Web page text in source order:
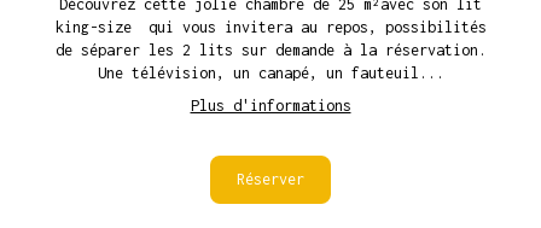
Découvrez cette jolie chambre de 25 m²avec son lit
king-size qui vous invitera au repos, possibilités
de séparer les 2 lits sur demande à la réservation.
Une télévision, un canapé, un fauteuil...
Plus d'informations
Réserver